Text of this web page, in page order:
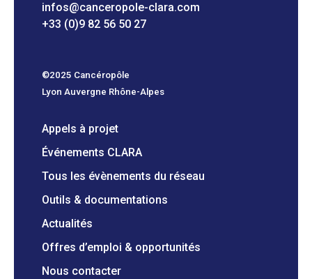
infos@canceropole-clara.com
+33 (0)9 82 56 50 27
©2025 Cancéropôle
Lyon Auvergne Rhône-Alpes
Appels à projet
Événements CLARA
Tous les évènements du réseau
Outils & documentations
Actualités
Offres d’emploi & opportunités
Nous contacter